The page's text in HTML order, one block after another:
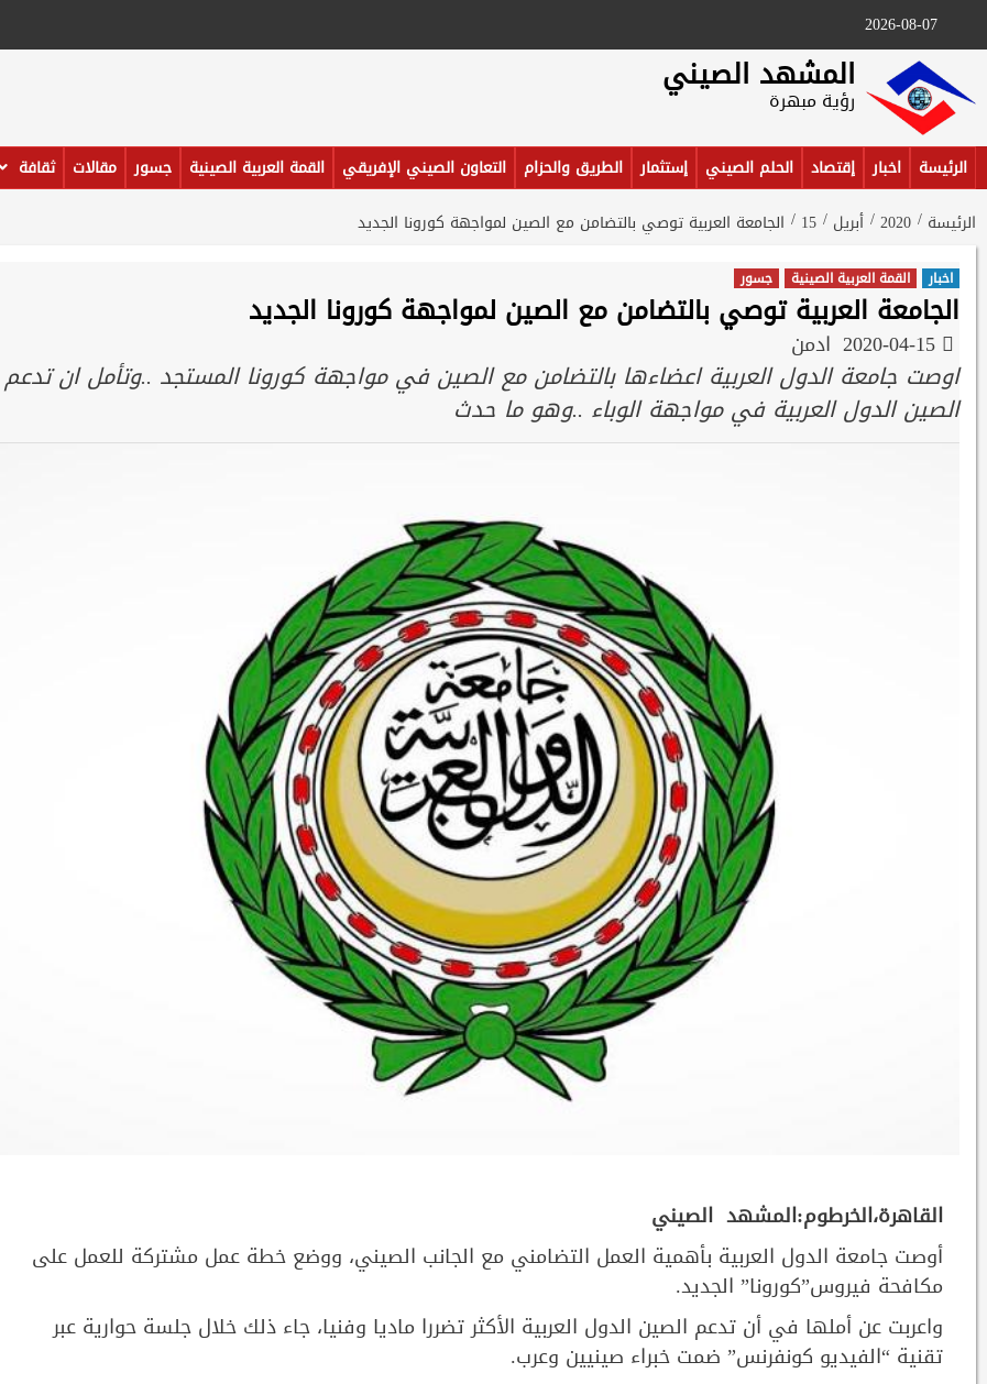
2026-08-07
المشهد الصيني
رؤية مبهرة
الرئيسة اخبار إقتصاد الحلم الصيني إستثمار الطريق والحزام التعاون الصيني الإفريقي القمة العربية الصينية جسور مقالات ثقافة
الرئيسة 2020 أبريل 15 الجامعة العربية توصي بالتضامن مع الصين لمواجهة كورونا الجديد
اخبار القمة العربية الصينية جسور
الجامعة العربية توصي بالتضامن مع الصين لمواجهة كورونا الجديد
ادمن
اوصت جامعة الدول العربية اعضاءها بالتضامن مع الصين في مواجهة كورونا المستجد ..وتأمل ان تدعم
الصين الدول العربية في مواجهة الوباء ..وهو ما حدث
القاهرة،الخرطوم:المشهد الصيني
أوصت جامعة الدول العربية بأهمية العمل التضامني مع الجانب الصيني، ووضع خطة عمل مشتركة للعمل على
مكافحة فيروس”كورونا” الجديد.
واعربت عن أملها في أن تدعم الصين الدول العربية الأكثر تضررا ماديا وفنيا، جاء ذلك خلال جلسة حوارية عبر
تقنية “الفيديو كونفرنس” ضمت خبراء صينيين وعرب.